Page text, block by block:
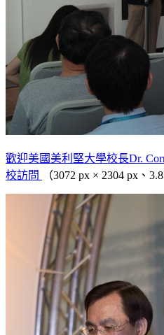
歡迎美國美利堅大學校長Dr.
校訪問
（3072 px × 2304 px、